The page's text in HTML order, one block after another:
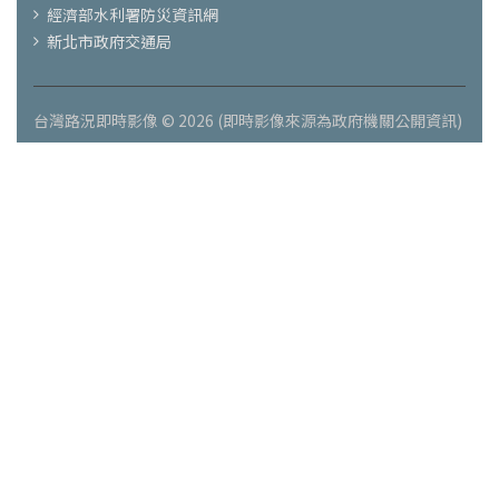
經濟部水利署防災資訊網
新北市政府交通局
台灣路況即時影像 © 2026 (即時影像來源為政府機關公開資訊)